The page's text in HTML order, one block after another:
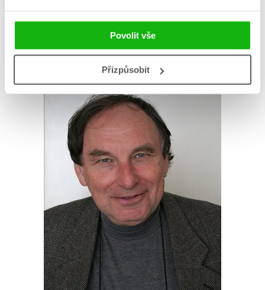
Povolit vše
Přizpůsobit
Zobrazit profil autora